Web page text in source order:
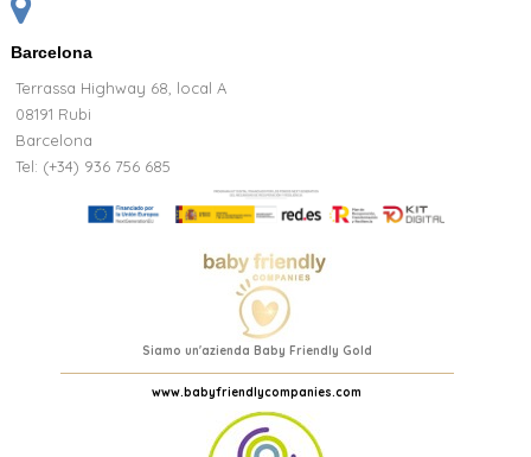
Barcelona
Terrassa Highway 68, local A
08191 Rubi
Barcelona
Tel: (+34) 936 756 685
Siamo un'azienda Baby Friendly Gold
www.babyfriendlycompanies.com